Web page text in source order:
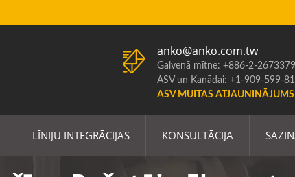
anko@anko.com.tw
Galvenā mītne: +886-2-
ASV un Kanādai: +1-909-599-
ASV MUITAS ATJAUNINĀJUMS
LĪNIJU INTEGRĀCIJAS KONSULTĀCIJA